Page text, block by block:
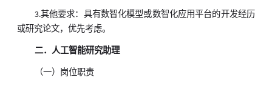
3.其他要求：具有数智化模型或数智化应用平台的开发经历
或研究论文，优先考虑。
二．人工智能研究助理
（一）岗位职责